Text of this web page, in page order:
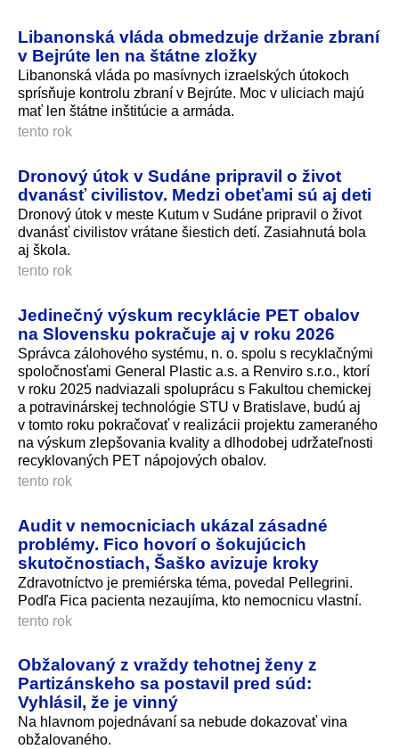
Libanonská vláda obmedzuje držanie zbraní
v Bejrúte len na štátne zložky
Libanonská vláda po masívnych izraelských útokoch
sprísňuje kontrolu zbraní v Bejrúte. Moc v uliciach majú
mať len štátne inštitúcie a armáda.
tento rok
Dronový útok v Sudáne pripravil o život
dvanásť civilistov. Medzi obeťami sú aj deti
Dronový útok v meste Kutum v Sudáne pripravil o život
dvanásť civilistov vrátane šiestich detí. Zasiahnutá bola
aj škola.
tento rok
Jedinečný výskum recyklácie PET obalov
na Slovensku pokračuje aj v roku 2026
Správca zálohového systému, n. o. spolu s recyklačnými
spoločnosťami General Plastic a.s. a Renviro s.r.o., ktorí
v roku 2025 nadviazali spoluprácu s Fakultou chemickej
a potravinárskej technológie STU v Bratislave, budú aj
v tomto roku pokračovať v realizácii projektu zameraného
na výskum zlepšovania kvality a dlhodobej udržateľnosti
recyklovaných PET nápojových obalov.
tento rok
Audit v nemocniciach ukázal zásadné
problémy. Fico hovorí o šokujúcich
skutočnostiach, Šaško avizuje kroky
Zdravotníctvo je premiérska téma, povedal Pellegrini.
Podľa Fica pacienta nezaujíma, kto nemocnicu vlastní.
tento rok
Obžalovaný z vraždy tehotnej ženy z
Partizánskeho sa postavil pred súd:
Vyhlásil, že je vinný
Na hlavnom pojednávaní sa nebude dokazovať vina
obžalovaného.